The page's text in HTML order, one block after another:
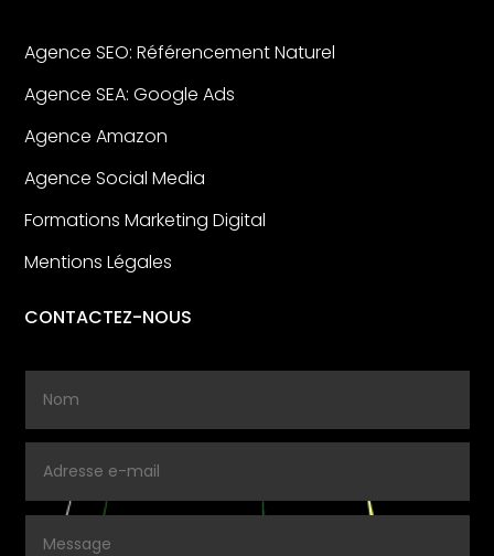
Agence SEO: Référencement Naturel
Agence SEA: Google Ads
Agence Amazon
Agence Social Media
Formations Marketing Digital
Mentions Légales
CONTACTEZ-NOUS